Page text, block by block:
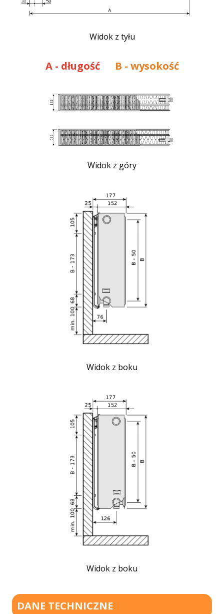
Widok z tyłu
A - długość B - wysokość
Widok z góry
Widok z boku
Widok z boku
DANE TECHNICZNE